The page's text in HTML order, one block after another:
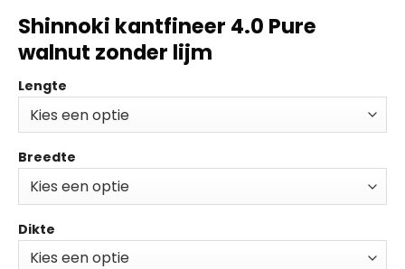
Shinnoki kantfineer 4.0 Pure
walnut zonder lijm
Lengte
Breedte
Dikte